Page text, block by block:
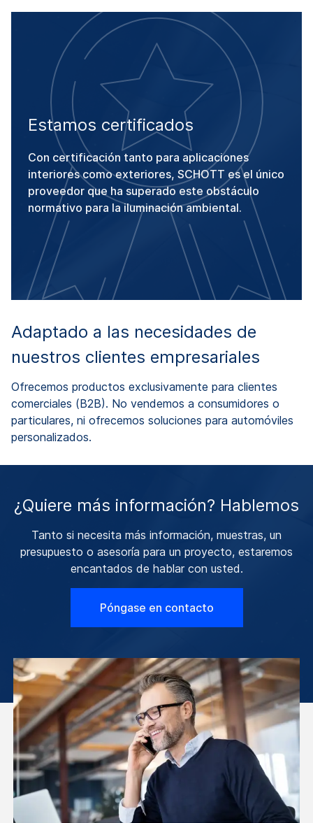
Estamos certificados
Con certificación tanto para aplicaciones
interiores como exteriores, SCHOTT es el único
proveedor que ha superado este obstáculo
normativo para la iluminación ambiental.
Adaptado a las necesidades de
nuestros clientes empresariales
Ofrecemos productos exclusivamente para clientes
comerciales (B2B). No vendemos a consumidores o
particulares, ni ofrecemos soluciones para automóviles
personalizados.
¿Quiere más información? Hablemos
Tanto si necesita más información, muestras, un
presupuesto o asesoría para un proyecto, estaremos
encantados de hablar con usted.
Póngase en contacto